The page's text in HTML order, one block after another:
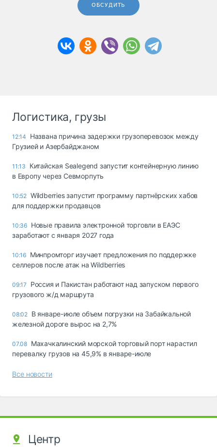
ОБСУДИТЬ
Логистика, грузы
12:14
Названа причина задержки грузоперевозок между
Грузией и Азербайджаном
11:13
Китайская Sealegend запустит контейнерную линию
в Европу через Севморпуть
10:52 Wildberries запустит программу партнёрских хабов
для поддержки продавцов
10:36 Новые правила электронной торговли в ЕАЭС
заработают с января 2027 года
10:16 Минпромторг изучает предложения по поддержке
селлеров после атак на Wildberries
09:17
Россия и Пакистан работают над запуском первого
грузового ж/д маршрута
08:02 В январе-июле объем погрузки на Забайкальной
железной дороге вырос на 2,7%
07.08 Махачкалинский морской торговый порт нарастил
перевалку грузов на 45,9% в январе-июле
Все новости
Центр